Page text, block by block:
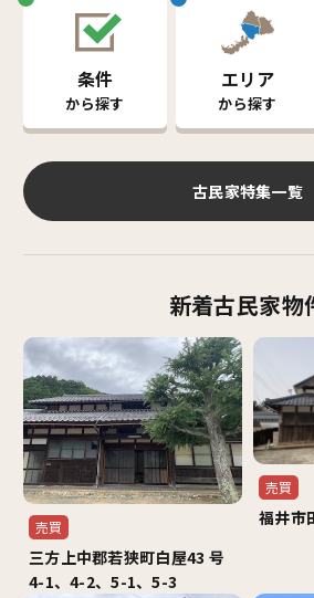
条件
から探す
エリア
から探す
古民家特集一覧
新着古民家物
売買
三方上中郡若狭町白屋43 号
4-1、4-2、5-1、5-3
売買
福井市